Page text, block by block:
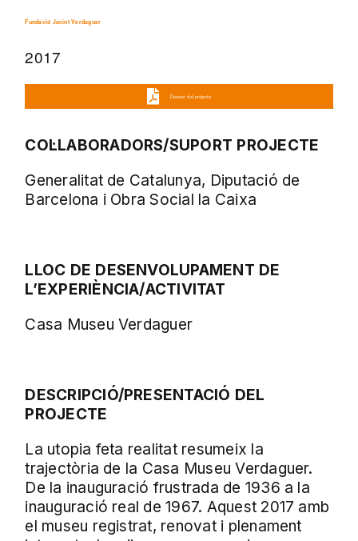
Fundació Jacint Verdaguer
2017
Dossier del projecte
COL·LABORADORS/SUPORT PROJECTE
Generalitat de Catalunya, Diputació de
Barcelona i Obra Social la Caixa
LLOC DE DESENVOLUPAMENT DE
L’EXPERIÈNCIA/ACTIVITAT
Casa Museu Verdaguer
DESCRIPCIÓ/PRESENTACIÓ DEL
PROJECTE
La utopia feta realitat resumeix la
trajectòria de la Casa Museu Verdaguer.
De la inauguració frustrada de 1936 a la
inauguració real de 1967. Aquest 2017 amb
el museu registrat, renovat i plenament